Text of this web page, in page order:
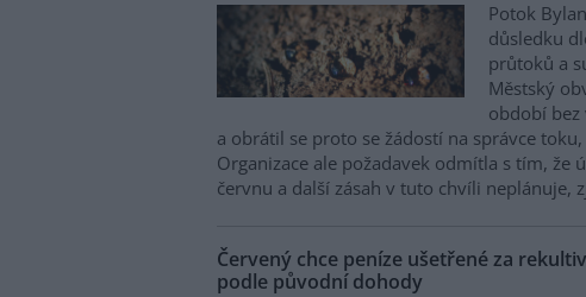
Potok
důsledku
průtoků a
Městský
období
a obrátil se proto se žádostí na správce
Organizace ale požadavek odmítla s tím, že
červnu a další zásah v tuto chvíli neplánuje,
Červený chce peníze ušetřené za
podle původní dohody